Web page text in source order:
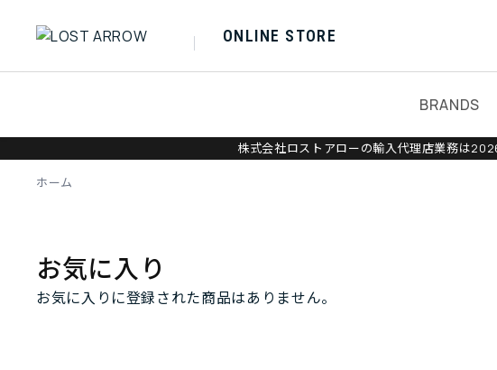
ONLINE STORE
BRANDS
株式会社ロストアローの輸入代理店業務は
ホーム
お気に入り
お気に入りに登録された商品はありません。